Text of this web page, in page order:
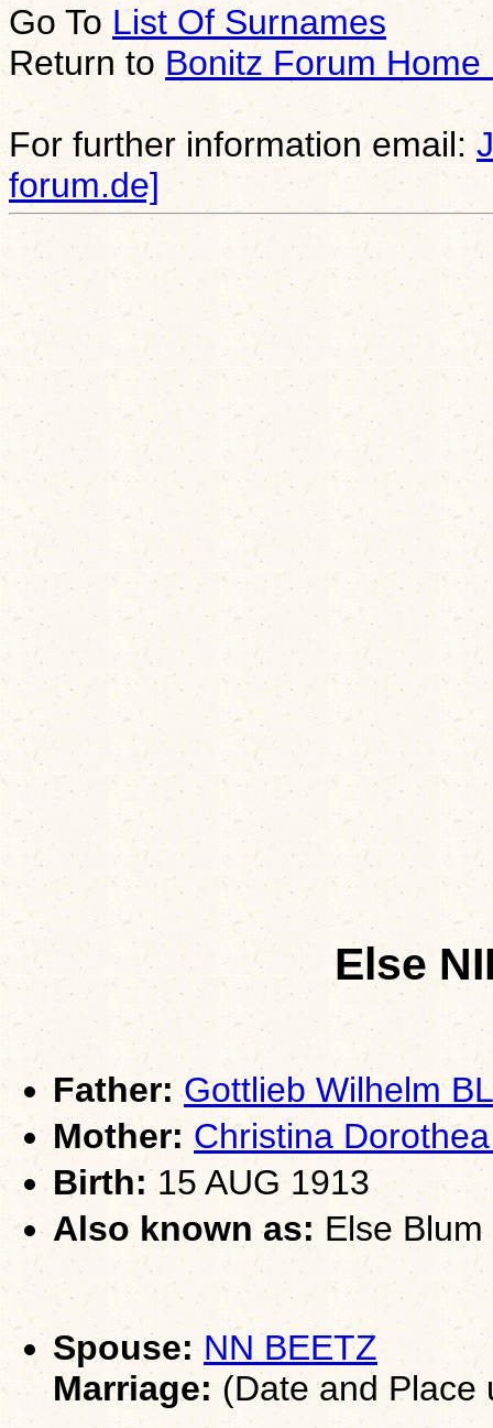
Go To List Of Surnames
Return to Bonitz Forum Home
For further information email:
forum.de]
Else
Father: Gottlieb Wilhelm
Mother: Christina
Birth:15 AUG 1913
Also known as:Else Blum
Spouse: NN BEETZ
Marriage: (Date and Place